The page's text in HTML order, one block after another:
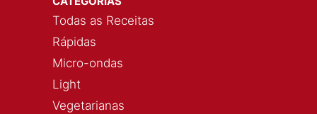
Todas as Receitas
Rápidas
Micro-ondas
Light
Vegetarianas